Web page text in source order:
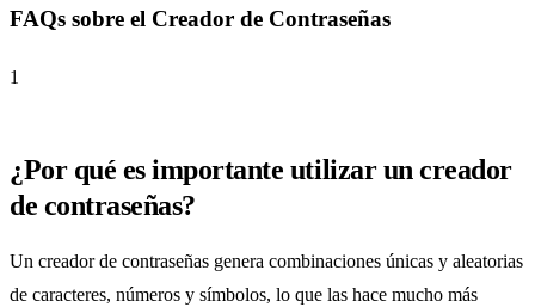
FAQs sobre el Creador de Contraseñas
1
¿Por qué es importante utilizar un creador
de contraseñas?
Un creador de contraseñas genera combinaciones únicas y aleatorias
de caracteres, números y símbolos, lo que las hace mucho más